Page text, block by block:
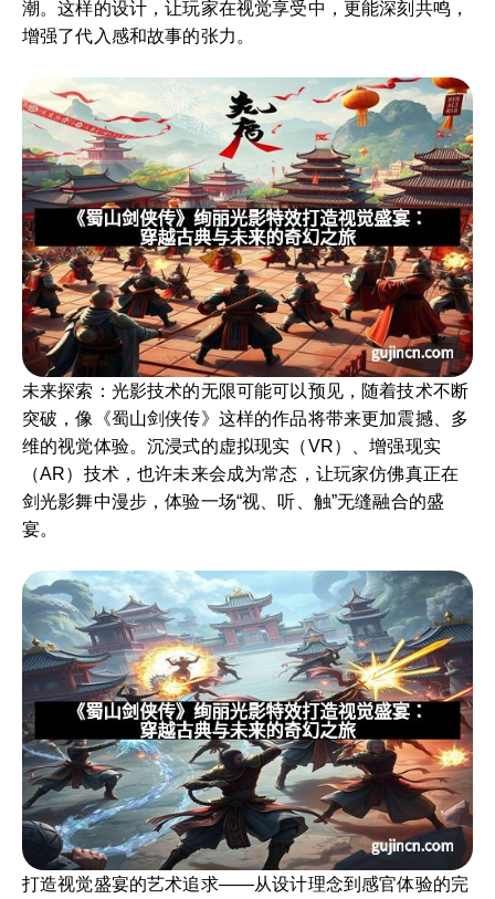
潮。这样的设计，让玩家在视觉享受中，更能深刻共鸣，
增强了代入感和故事的张力。
未来探索：光影技术的无限可能可以预见，随着技术不断
突破，像《蜀山剑侠传》这样的作品将带来更加震撼、多
维的视觉体验。沉浸式的虚拟现实（VR）、增强现实
（AR）技术，也许未来会成为常态，让玩家仿佛真正在
剑光影舞中漫步，体验一场“视、听、触”无缝融合的盛
宴。
打造视觉盛宴的艺术追求——从设计理念到感官体验的完